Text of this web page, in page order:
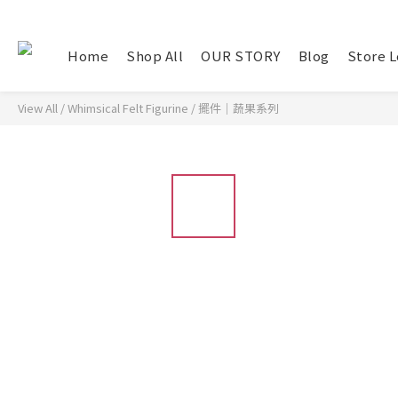
Home Shop All OUR STORY Blog Store
View All /Whimsical Felt Figurine /擺件｜蔬果系列